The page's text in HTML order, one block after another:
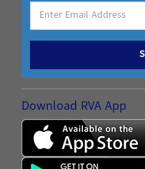
Download RVA App